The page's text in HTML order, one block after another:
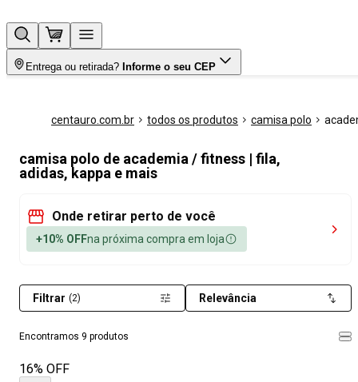
Entrega ou retirada? Informe o seu CEP
centauro.com.br todos os produtos camisa polo
camisa polo de academia / fitness | fila,
adidas, kappa e mais
Onde retirar perto de você
+10% OFFna próxima compra em loja
Encontramos 9 produtos
Filtrar (2) Relevância
16% OFF